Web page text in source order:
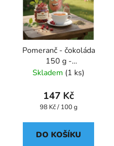
Pomeranč - čokoláda
150 g -
káva,aromatizovaná,mletá
Skladem (1 ks)
147 Kč
Měrná
98 Kč / 100 g
DO KOŠÍKU